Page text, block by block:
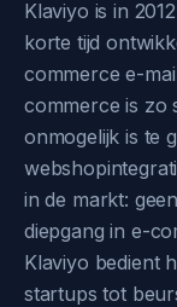
Klaviyo is in
korte tijd
commerce e-
commerce is zo
onmogelijk is te
in de markt:
diepgang in e-
Klaviyo bedient
startups tot